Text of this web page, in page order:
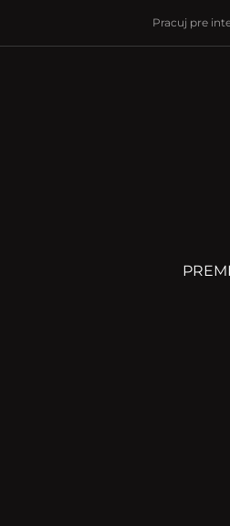
Pracuj pre